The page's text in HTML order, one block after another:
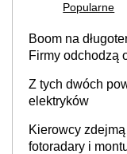
Popularne
Boom na
Firmy odchodzą
Z tych dwóch
elektryków
Kierowcy
fotoradary i